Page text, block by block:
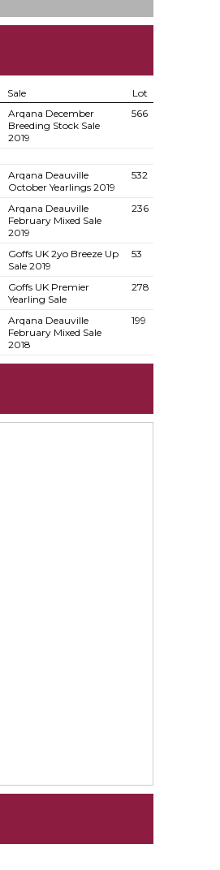
Sale Lot
Arqana December
Breeding Stock Sale
2019
566
Arqana Deauville
October Yearlings 2019
532
Arqana Deauville
February Mixed Sale
2019
236
Goffs UK 2yo Breeze Up
Sale 2019
53
Goffs UK Premier
Yearling Sale
278
Arqana Deauville
February Mixed Sale
2018
199